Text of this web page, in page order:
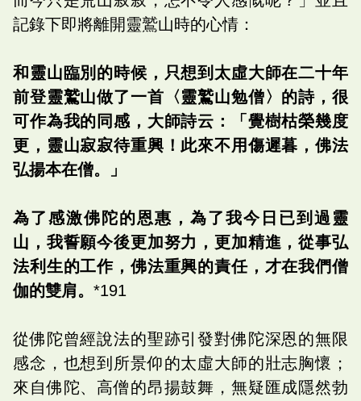
記錄下即將離開靈鷲山時的心情：
和靈山臨別的時候，只想到太虛大師在二十年
前登靈鷲山做了一首〈靈鷲山勉僧〉的詩，很
可作為我的同感，大師詩云：「覺樹枯榮幾度
更，靈山寂寂待重興！此來不用傷遲暮，佛法
弘揚本在僧。」
為了感激佛陀的恩惠，為了我今日已到過靈
山，我誓願今後更加努力，更加精進，從事弘
法利生的工作，佛法重興的責任，才在我們僧
伽的雙肩。 *191
從佛陀曾經說法的聖跡引發對佛陀深恩的無限
感念，也想到所景仰的太虛大師的壯志胸懷；
來自佛陀、高僧的昂揚鼓舞，無疑匯成隱然勃